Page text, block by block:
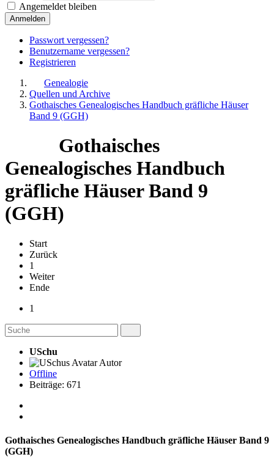
Angemeldet bleiben
Anmelden
Passwort vergessen?
Benutzername vergessen?
Registrieren
Genealogie
Quellen und Archive
Gothaisches Genealogisches Handbuch gräfliche Häuser
Band 9 (GGH)
Gothaisches
Genealogisches Handbuch
gräfliche Häuser Band 9
(GGH)
Start
Zurück
1
Weiter
Ende
1
USchu
Autor
Offline
Beiträge: 671
Gothaisches Genealogisches Handbuch gräfliche Häuser Band 9
(GGH)